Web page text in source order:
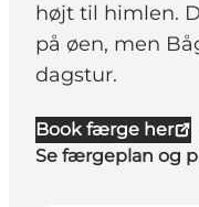
højt til himlen.
på øen, men
dagstur.
Book færge her
Se færgeplan og